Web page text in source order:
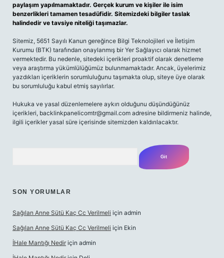
paylaşım yapılmamaktadır. Gerçek kurum ve kişiler ile isim
benzerlikleri tamamen tesadüfidir. Sitemizdeki bilgiler taslak
halindedir ve tavsiye niteliği taşımazlar.
Sitemiz, 5651 Sayılı Kanun gereğince Bilgi Teknolojileri ve İletişim
Kurumu (BTK) tarafından onaylanmış bir Yer Sağlayıcı olarak hizmet
vermektedir. Bu nedenle, sitedeki içerikleri proaktif olarak denetleme
veya araştırma yükümlülüğümüz bulunmamaktadır. Ancak, üyelerimiz
yazdıkları içeriklerin sorumluluğunu taşımakta olup, siteye üye olarak
bu sorumluluğu kabul etmiş sayılırlar.
Hukuka ve yasal düzenlemelere aykırı olduğunu düşündüğünüz
içerikleri, backlinkpanelicomtr@gmail.com adresine bildirmeniz halinde,
ilgili içerikler yasal süre içerisinde sitemizden kaldırılacaktır.
SON YORUMLAR
Sağılan Anne Sütü Kaç Cc Verilmeli için admin
Sağılan Anne Sütü Kaç Cc Verilmeli için Ekin
İHale Mantığı Nedir için admin